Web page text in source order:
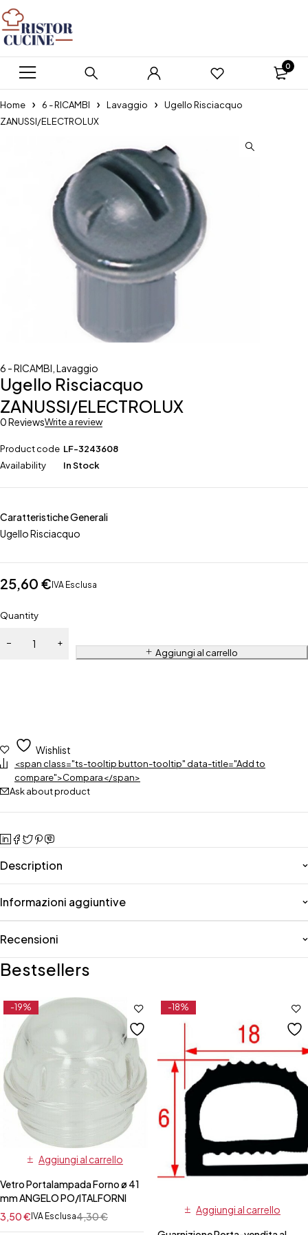
0
Home 6 - RICAMBI Lavaggio
Ugello Risciacquo
ZANUSSI/ELECTROLUX
6 - RICAMBI Lavaggio
Ugello Risciacquo
ZANUSSI/ELECTROLUX
0 ReviewsWrite a review
Product code LF-3243608
Availability
In Stock
Caratteristiche Generali
Ugello Risciacquo
25,60 € IVA Esclusa
Quantity
Aggiungi al carrello
Wishlist
<span class="ts-tooltip button-tooltip" data-title="Add to
compare">Compara</span>
Ask about product
Description
Informazioni aggiuntive
Recensioni
Bestsellers
-19%
Aggiungi al carrello
Vetro Portalampada Forno ø 41
mm ANGELO PO/ITALFORNI
4,30€
3,50€ IVA Esclusa
-18%
Aggiungi al carrello